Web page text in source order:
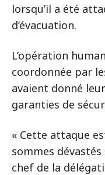
lorsqu’il a été
d’évacuation.
L’opération
coordonnée par
avaient donné
garanties de
« Cette attaque
sommes
chef de la